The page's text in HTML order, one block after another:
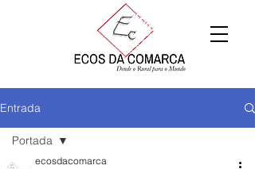
Entrada
Portada
ecosdacomarca